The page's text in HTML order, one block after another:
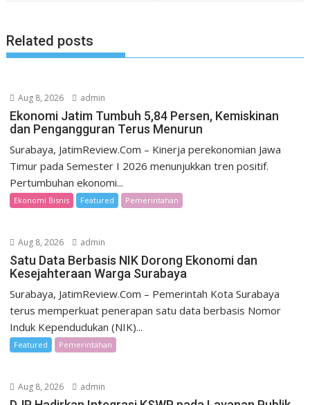
Related posts
Aug 8, 2026 admin
Ekonomi Jatim Tumbuh 5,84 Persen, Kemiskinan
dan Pengangguran Terus Menurun
Surabaya, JatimReview.Com – Kinerja perekonomian Jawa
Timur pada Semester I 2026 menunjukkan tren positif.
Pertumbuhan ekonomi...
Ekonomi Bisnis Featured Pemerintahan
Aug 8, 2026 admin
Satu Data Berbasis NIK Dorong Ekonomi dan
Kesejahteraan Warga Surabaya
Surabaya, JatimReview.Com – Pemerintah Kota Surabaya
terus memperkuat penerapan satu data berbasis Nomor
Induk Kependudukan (NIK)...
Featured Pemerintahan
Aug 8, 2026 admin